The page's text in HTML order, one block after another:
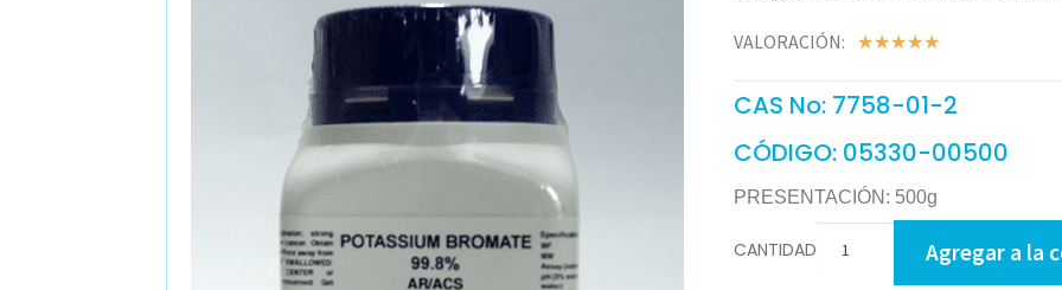
VALORACIÓN: ☆☆☆☆☆
CAS No: 7758-01-2
CÓDIGO: 05330-00500
PRESENTACIÓN: 500g
CANTIDAD Agregar a la